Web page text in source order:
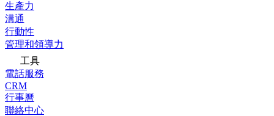
生產力
溝通
行動性
管理和領導力
工具
電話服務
CRM
行事曆
聯絡中心